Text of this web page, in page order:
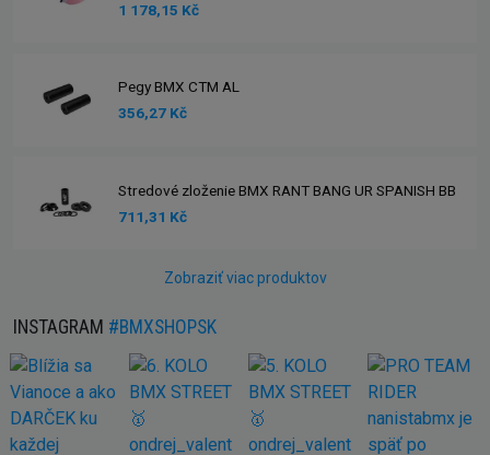
1 178,15 Kč
Pegy BMX CTM AL
356,27 Kč
Stredové zloženie BMX RANT BANG UR SPANISH BB
711,31 Kč
Zobraziť viac produktov
INSTAGRAM #BMXSHOPSK